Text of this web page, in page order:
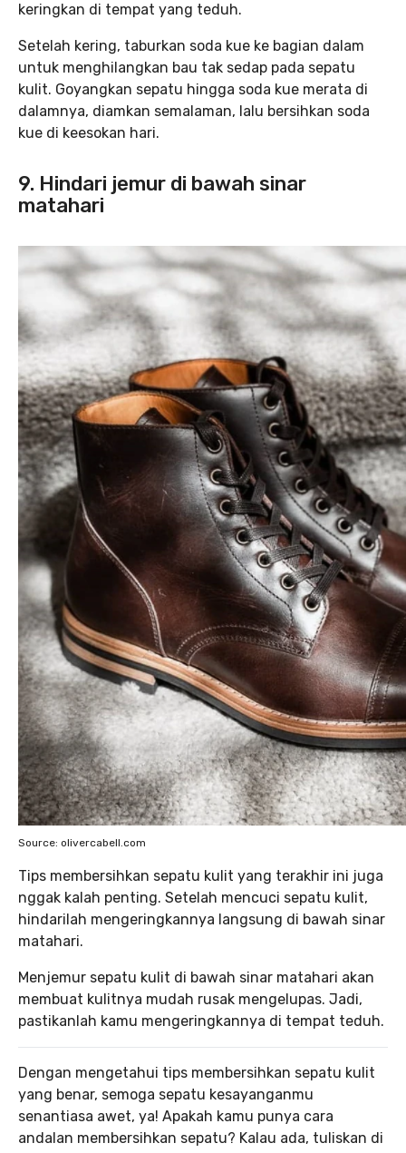
keringkan di tempat yang teduh.
Setelah kering, taburkan soda kue ke bagian dalam
untuk menghilangkan bau tak sedap pada sepatu
kulit. Goyangkan sepatu hingga soda kue merata di
dalamnya, diamkan semalaman, lalu bersihkan soda
kue di keesokan hari.
9. Hindari jemur di bawah sinar
matahari
Source: olivercabell.com
Tips membersihkan sepatu kulit yang terakhir ini juga
nggak kalah penting. Setelah mencuci sepatu kulit,
hindarilah mengeringkannya langsung di bawah sinar
matahari.
Menjemur sepatu kulit di bawah sinar matahari akan
membuat kulitnya mudah rusak mengelupas. Jadi,
pastikanlah kamu mengeringkannya di tempat teduh.
Dengan mengetahui tips membersihkan sepatu kulit
yang benar, semoga sepatu kesayanganmu
senantiasa awet, ya! Apakah kamu punya cara
andalan membersihkan sepatu? Kalau ada, tuliskan di